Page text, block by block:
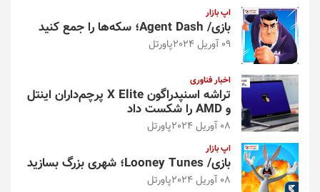
اپ بازار
بازی/ Agent Dash؛ سکه‌ها را جمع کنید
09 آوریل 2024 پاورتل
اخبار فناوری
تراشه اسنپدراگون X Elite پرچم‌داران اینتل
و AMD را شکست داد
08 آوریل 2024 پاورتل
اپ بازار
بازی/ Looney Tunes؛ شهری بزرگ بسازید
08 آوریل 2024 پاورتل